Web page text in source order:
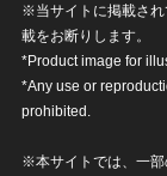
※当サイトに掲載され
載をお断りします。
*Product image for
*Any use or
prohibited.
※本サイトでは、一部